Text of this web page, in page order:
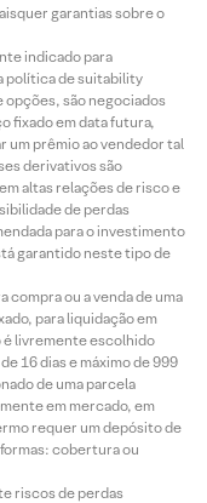
garantias sobre o
indicado para
política de suitability
opções, são negociados
fixado em data futura,
um prêmio ao vendedor tal
derivativos são
altas relações de risco e
de perdas
para o investimento
garantido neste tipo de
ou a venda de uma
para liquidação em
é livremente escolhido
16 dias e máximo de 999
de uma parcela
em mercado, em
requer um depósito de
cobertura ou
riscos de perdas